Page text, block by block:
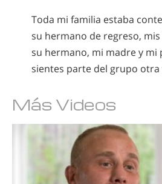
Toda mi familia estaba
su hermano de regreso,
su hermano, mi madre y mi
sientes parte del grupo otra
Más Videos